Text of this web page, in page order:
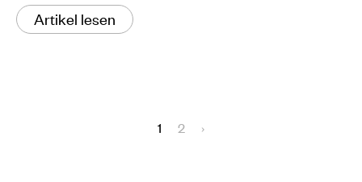
Artikel lesen
1 2 ›